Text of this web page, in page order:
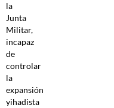
la
Junta
Militar,
incapaz
de
controlar
la
expansión
yihadista